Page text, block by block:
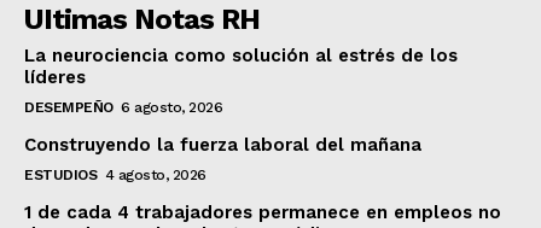
UItimas Notas RH
La neurociencia como solución al estrés de los
líderes
DESEMPEÑO 6 agosto, 2026
Construyendo la fuerza laboral del mañana
ESTUDIOS 4 agosto, 2026
1 de cada 4 trabajadores permanece en empleos no